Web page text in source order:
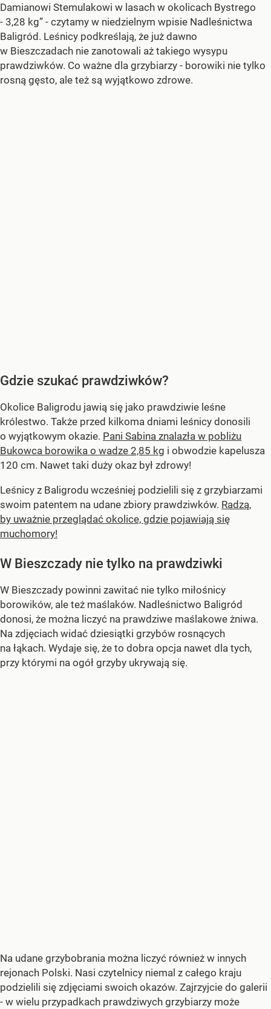
Damianowi Stemulakowi w lasach w okolicach Bystrego
- 3,28 kg” - czytamy w niedzielnym wpisie Nadleśnictwa
Baligród. Leśnicy podkreślają, że już dawno
w Bieszczadach nie zanotowali aż takiego wysypu
prawdziwków. Co ważne dla grzybiarzy - borowiki nie tylko
rosną gęsto, ale też są wyjątkowo zdrowe.
Gdzie szukać prawdziwków?
Okolice Baligrodu jawią się jako prawdziwie leśne
królestwo. Także przed kilkoma dniami leśnicy donosili
o wyjątkowym okazie. Pani Sabina znalazła w pobliżu
Bukowca borowika o wadze 2,85 kg i obwodzie kapelusza
120 cm. Nawet taki duży okaz był zdrowy!
Leśnicy z Baligrodu wcześniej podzielili się z grzybiarzami
swoim patentem na udane zbiory prawdziwków. Radzą,
by uważnie przeglądać okolice, gdzie pojawiają się
muchomory!
W Bieszczady nie tylko na prawdziwki
W Bieszczady powinni zawitać nie tylko miłośnicy
borowików, ale też maślaków. Nadleśnictwo Baligród
donosi, że można liczyć na prawdziwe maślakowe żniwa.
Na zdjęciach widać dziesiątki grzybów rosnących
na łąkach. Wydaje się, że to dobra opcja nawet dla tych,
przy którymi na ogół grzyby ukrywają się.
Na udane grzybobrania można liczyć również w innych
rejonach Polski. Nasi czytelnicy niemal z całego kraju
podzielili się zdjęciami swoich okazów. Zajrzyjcie do galerii
- w wielu przypadkach prawdziwych grzybiarzy może